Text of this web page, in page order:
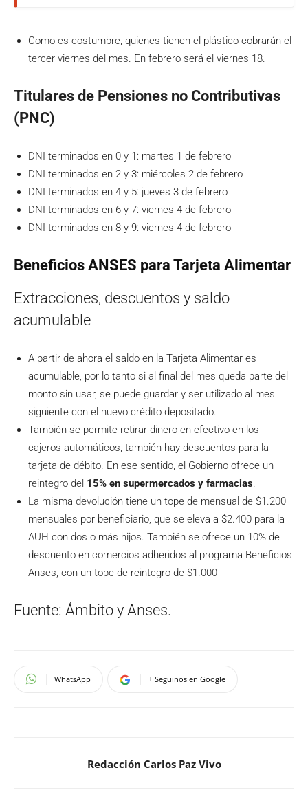
Como es costumbre, quienes tienen el plástico cobrarán el
tercer viernes del mes. En febrero será el viernes 18.
Titulares de Pensiones no Contributivas
(PNC)
DNI terminados en 0 y 1: martes 1 de febrero
DNI terminados en 2 y 3: miércoles 2 de febrero
DNI terminados en 4 y 5: jueves 3 de febrero
DNI terminados en 6 y 7: viernes 4 de febrero
DNI terminados en 8 y 9: viernes 4 de febrero
Beneficios ANSES para Tarjeta Alimentar
Extracciones, descuentos y saldo
acumulable
A partir de ahora el saldo en la Tarjeta Alimentar es
acumulable, por lo tanto si al final del mes queda parte del
monto sin usar, se puede guardar y ser utilizado al mes
siguiente con el nuevo crédito depositado.
También se permite retirar dinero en efectivo en los
cajeros automáticos, también hay descuentos para la
tarjeta de débito. En ese sentido, el Gobierno ofrece un
reintegro del 15% en supermercados y farmacias
La misma devolución tiene un tope de mensual de $1.200
mensuales por beneficiario, que se eleva a $2.400 para la
AUH con dos o más hijos. También se ofrece un 10% de
descuento en comercios adheridos al programa Beneficios
Anses, con un tope de reintegro de $1.000
Fuente: Ámbito y Anses.
WhatsApp + Seguinos en Google
Redacción Carlos Paz Vivo